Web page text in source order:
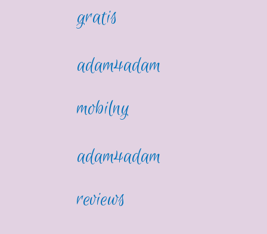
gratis
adam4adam
mobilny
adam4adam
reviews